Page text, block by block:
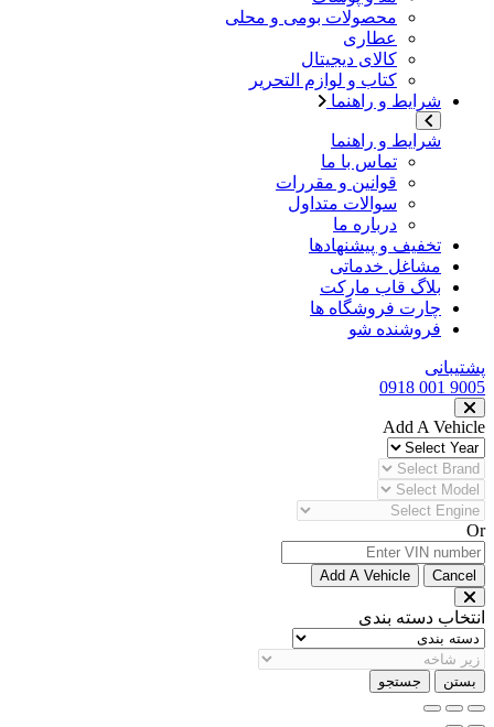
محصولات بومی و محلی
عطاری
کالای دیجیتال
کتاب و لوازم التحریر
شرایط و راهنما
شرایط و راهنما
تماس با ما
قوانین و مقررات
سوالات متداول
درباره ما
تخفیف و پیشنهادها
مشاغل خدماتی
بلاگ قاب مارکت
چارت فروشگاه ها
فروشنده شو
پشتیبانی
9005 001 0918
Add A Vehicle
Or
Cancel
Add A Vehicle
انتخاب دسته بندی
بستن جستجو